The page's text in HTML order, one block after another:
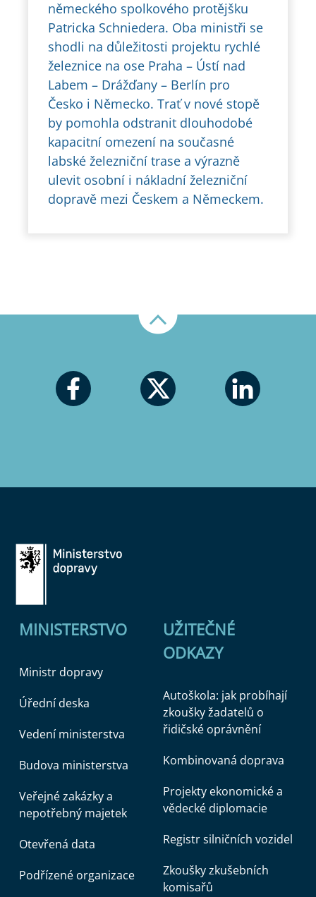
německého spolkového protějšku
Patricka Schniedera. Oba ministři se
shodli na důležitosti projektu rychlé
železnice na ose Praha – Ústí nad
Labem – Drážďany – Berlín pro
Česko i Německo. Trať v nové stopě
by pomohla odstranit dlouhodobé
kapacitní omezení na současné
labské železniční trase a výrazně
ulevit osobní i nákladní železniční
dopravě mezi Českem a Německem.
MINISTERSTVO
Ministr dopravy
Úřední deska
Vedení ministerstva
Budova ministerstva
Veřejné zakázky a
nepotřebný majetek
Otevřená data
Podřízené organizace
UŽITEČNÉ
ODKAZY
Autoškola: jak probíhají
zkoušky žadatelů o
řidičské oprávnění
Kombinovaná doprava
Projekty ekonomické a
vědecké diplomacie
Registr silničních vozidel
Zkoušky zkušebních
komisařů